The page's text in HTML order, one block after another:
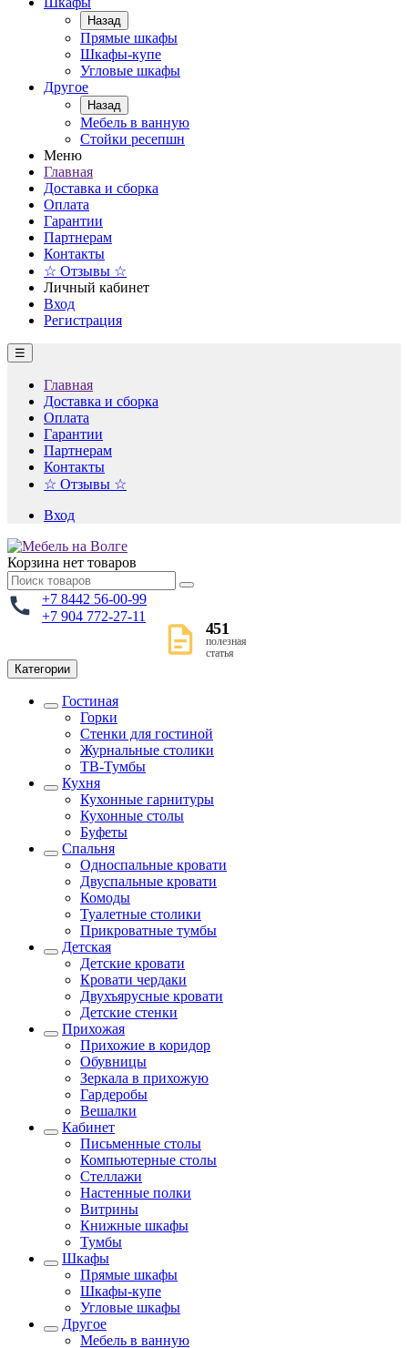
Назад
Прямые шкафы
Шкафы-купе
Угловые шкафы
Другое
Назад
Мебель в ванную
Стойки ресепшн
Меню
Главная
Доставка и сборка
Оплата
Гарантии
Партнерам
Контакты
☆ Отзывы ☆
Личный кабинет
Вход
Регистрация
☰
Главная
Доставка и сборка
Оплата
Гарантии
Партнерам
Контакты
☆ Отзывы ☆
Вход
Корзина нет товаров
+7 8442 56-00-99
+7 904 772-27-11
451
полезная
статья
Категории
Гостиная
Горки
Стенки для гостиной
Журнальные столики
TВ-Тумбы
Кухня
Кухонные гарнитуры
Кухонные столы
Буфеты
Спальня
Односпальные кровати
Двуспальные кровати
Комоды
Туалетные столики
Прикроватные тумбы
Детская
Детские кровати
Кровати чердаки
Двухъярусные кровати
Детские стенки
Прихожая
Прихожие в коридор
Обувницы
Зеркала в прихожую
Гардеробы
Вешалки
Кабинет
Письменные столы
Компьютерные столы
Стеллажи
Настенные полки
Витрины
Книжные шкафы
Тумбы
Шкафы
Прямые шкафы
Шкафы-купе
Угловые шкафы
Другое
Мебель в ванную